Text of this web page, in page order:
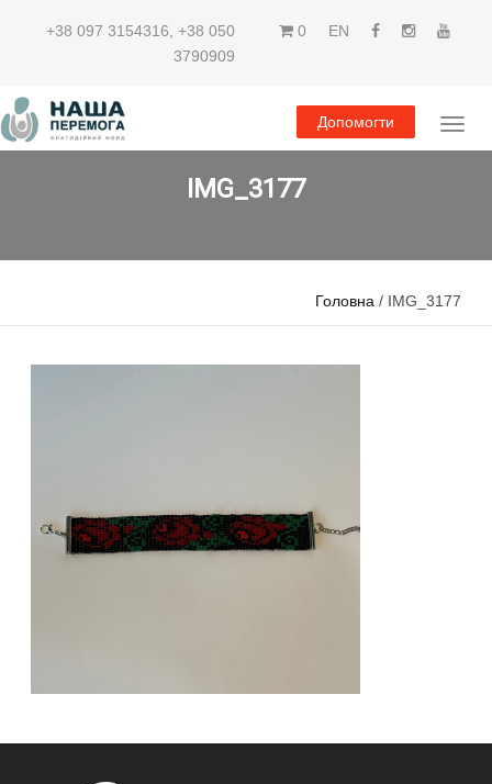
+38 097 3154316 +38 050
3790909
0 EN
Допомогти
IMG_3177
Головна / IMG_3177